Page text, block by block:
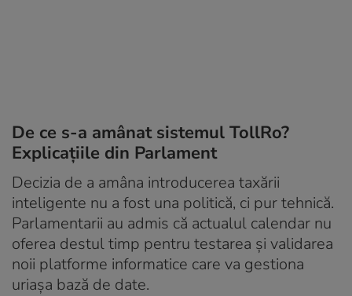
De ce s-a amânat sistemul TollRo?
Explicațiile din Parlament
Decizia de a amâna introducerea taxării
inteligente nu a fost una politică, ci pur tehnică.
Parlamentarii au admis că actualul calendar nu
oferea destul timp pentru testarea și validarea
noii platforme informatice care va gestiona
uriașa bază de date.